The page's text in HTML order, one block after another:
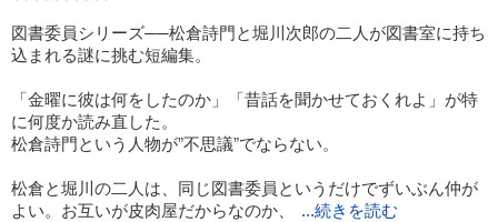
図書委員シリーズ──松倉詩門と堀川次郎の二人が図書室に持ち
込まれる謎に挑む短編集。
「金曜に彼は何をしたのか」「昔話を聞かせておくれよ」が特
に何度か読み直した。
松倉詩門という人物が”不思議”でならない。
松倉と堀川の二人は、同じ図書委員というだけでずいぶん仲が
よい。お互いが皮肉屋だからなのか、
...続きを読む